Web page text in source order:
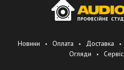
Новини Оплата Доставка
Огляди
Сервіс